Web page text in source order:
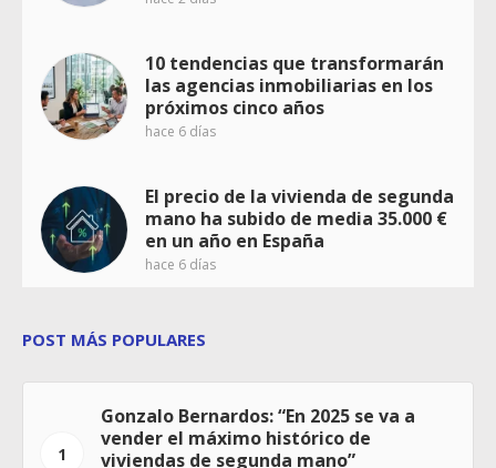
10 tendencias que transformarán
las agencias inmobiliarias en los
próximos cinco años
hace 6 días
El precio de la vivienda de segunda
mano ha subido de media 35.000 €
en un año en España
hace 6 días
POST MÁS POPULARES
1
Gonzalo Bernardos: “En 2025 se va a
vender el máximo histórico de
viviendas de segunda mano”